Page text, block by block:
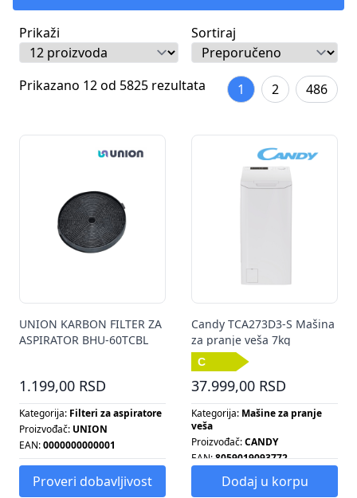
Prikaži Sortiraj
Prikazano 12 od 5825 rezultata 1 2 486
UNION KARBON FILTER ZA
ASPIRATOR BHU-60TCBL
1.199,00 RSD
Kategorija: Filteri za aspiratore
Proizvođač: UNION
EAN:0000000000001
Proveri dobavljivost
Candy TCA273D3-S Mašina
za pranje veša 7kg
37.999,00 RSD
Kategorija: Mašine za pranje
veša
Proizvođač:CANDY
EAN:8059019093772
Energetska klasa: C
Broj obrtaja centrifuge:1200
Dodaj u korpu